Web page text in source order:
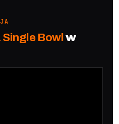
Single Bowlw